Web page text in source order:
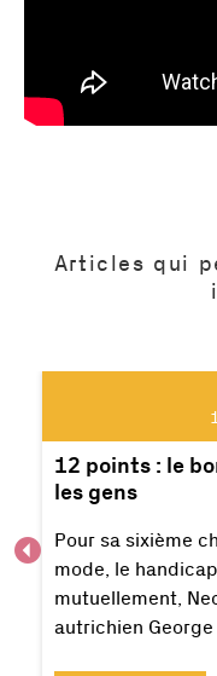
Articles qui
12 points : le
les gens
Pour sa sixième
mode, le
mutuellement,
autrichien George